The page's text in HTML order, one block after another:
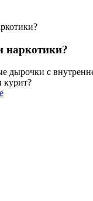
наркотики?
дырочки с
курит?